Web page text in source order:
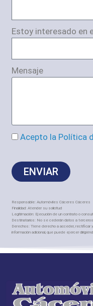
Estoy interesado en
Mensaje
Acepto la Política
ENVIAR
Responsable: Automóviles Cáceres Cáceres
Finalidad: Atender su solicitud
Legitimación: Ejecución de un contrato o
Destinatarios: No se cederán datos a terceros,
Derechos: Tiene derecho a acceder, rectificar
información adicional, que puede ejercer